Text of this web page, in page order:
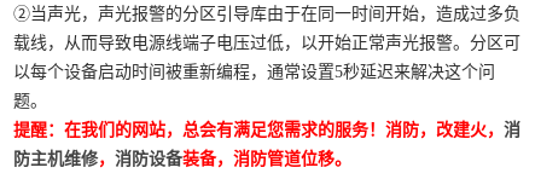
②当声光，声光报警的分区引导库由于在同一时间开始，造成过多负
载线，从而导致电源线端子电压过低，以开始正常声光报警。分区可
以每个设备启动时间被重新编程，通常设置5秒延迟来解决这个问
题。
提醒：在我们的网站，总会有满足您需求的服务！消防，改建火，消
防主机维修，消防设备装备，消防管道位移。